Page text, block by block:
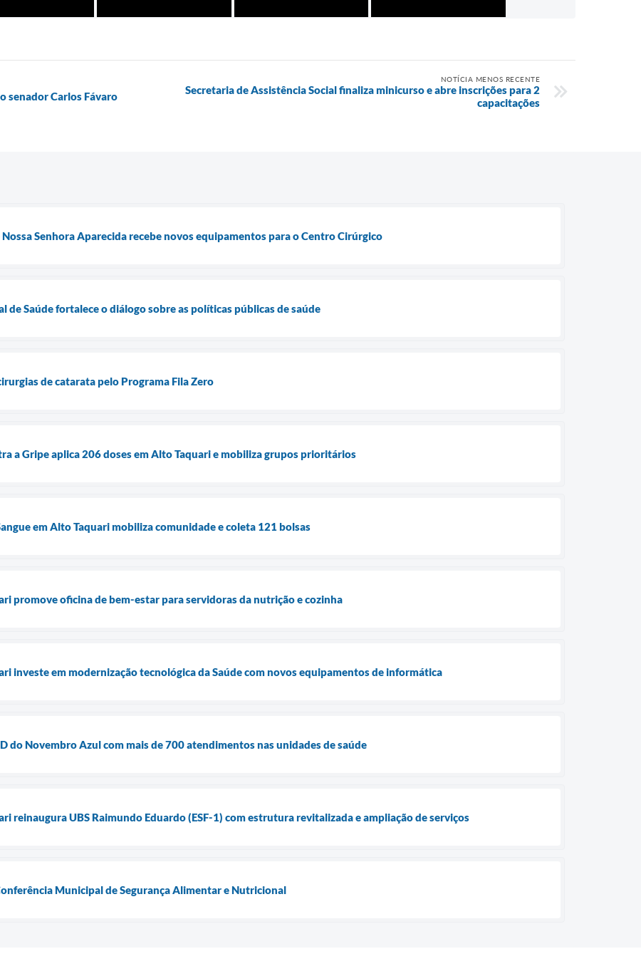
senador Carlos Fávaro
NOTÍCIA MENOS RECENTE
Secretaria de Assistência Social finaliza minicurso e abre inscrições para 2
capacitações
Senhora Aparecida recebe novos equipamentos para o Centro Cirúrgico
de Saúde fortalece o diálogo sobre as políticas públicas de saúde
de catarata pelo Programa Fila Zero
a Gripe aplica 206 doses em Alto Taquari e mobiliza grupos prioritários
em Alto Taquari mobiliza comunidade e coleta 121 bolsas
promove oficina de bem-estar para servidoras da nutrição e cozinha
investe em modernização tecnológica da Saúde com novos equipamentos de informática
do Novembro Azul com mais de 700 atendimentos nas unidades de saúde
reinaugura UBS Raimundo Eduardo (ESF-1) com estrutura revitalizada e ampliação de serviços
Municipal de Segurança Alimentar e Nutricional